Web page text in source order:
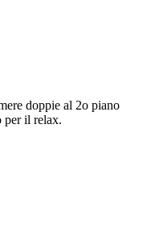
doppie al 2o piano
per il relax.